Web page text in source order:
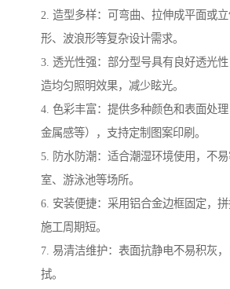
2. 造型多样：可弯曲、拉伸成平面或
形、波浪形等复杂设计需求。
3. 透光性强：部分型号具有良好透光
造均匀照明效果，减少眩光。
4. 色彩丰富：提供多种颜色和表面处理
金属感等），支持定制图案印刷。
5. 防水防潮：适合潮湿环境使用，不
室、游泳池等场所。
6. 安装便捷：采用铝合金边框固定，拼
施工周期短。
7. 易清洁维护：表面抗静电不易积灰
拭。